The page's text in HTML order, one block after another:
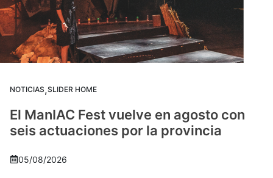
NOTICIAS,SLIDER HOME
El ManIAC Fest vuelve en agosto con
seis actuaciones por la provincia
05/08/2026